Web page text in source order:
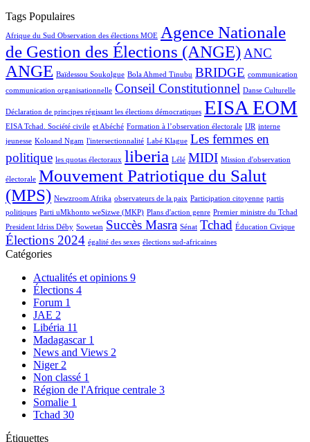
Tags Populaires
Afrique du Sud Observation des élections MOE Agence Nationale
de Gestion des Élections (ANGE)ANC
ANGE Baïdessou Soukolgue Bola Ahmed Tinubu BRIDGE communication
communication organisationnelle Conseil Constitutionnel Danse Culturelle
Déclaration de principes régissant les élections démocratiques EISA EOM
EISA Tchad. Société civile et Abéché Formation à l’observation électorale IJR interne
jeunesse Koloand Ngam l'intersectionnalité Labé Klague Les femmes en
politique les quotas électoraux liberia Lélé MIDI Mission d'observation
électorale Mouvement Patriotique du Salut
(MPS) Newzroom Afrika observateurs de la paix Participation citoyenne partis
politiques Parti uMkhonto weSizwe (MKP) Plans d'action genre Premier ministre du Tchad
President Idriss Déby Sowetan Succès Masra Sénat Tchad Éducation Civique
Élections 2024 égalité des sexes élections sud-africaines
Catégories
Actualités et opinions 9
Élections 4
Forum 1
JAE 2
Libéria 11
Madagascar 1
News and Views 2
Niger 2
Non classé 1
Région de l'Afrique centrale 3
Somalie 1
Tchad 30
Étiquettes